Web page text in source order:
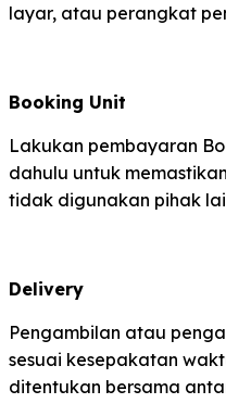
layar, atau perangkat
Booking Unit
Lakukan pembayaran
dahulu untuk
tidak digunakan pihak
Delivery
Pengambilan atau
sesuai kesepakatan
ditentukan bersama